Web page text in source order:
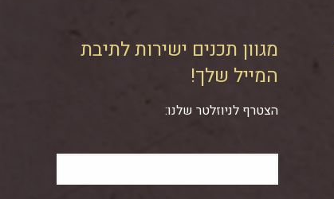
מגוון תכנים ישירות לתיבת
המייל שלך!
הצטרף לניוזלטר שלנו: